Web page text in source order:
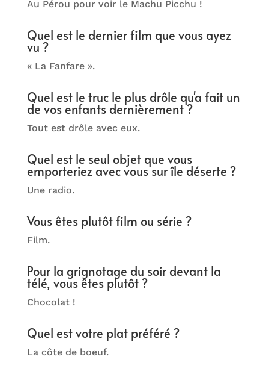
Au Pérou pour voir le Machu Picchu !
Quel est le dernier film que vous ayez
vu ?
« La Fanfare ».
Quel est le truc le plus drôle qu'a fait un
de vos enfants dernièrement ?
Tout est drôle avec eux.
Quel est le seul objet que vous
emporteriez avec vous sur île déserte ?
Une radio.
Vous êtes plutôt film ou série ?
Film.
Pour la grignotage du soir devant la
télé, vous êtes plutôt ?
Chocolat !
Quel est votre plat préféré ?
La côte de boeuf.